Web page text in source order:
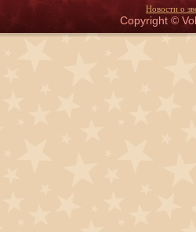
Новости о
Copyright ©